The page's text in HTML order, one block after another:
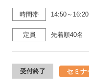
時間帯 14:50～16:20
定員 先着順40名
受付終了 セミナ